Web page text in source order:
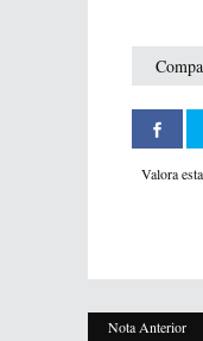
Valora
Nota Anterior